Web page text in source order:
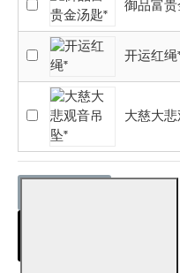
御品富
开运红绳
大慈大